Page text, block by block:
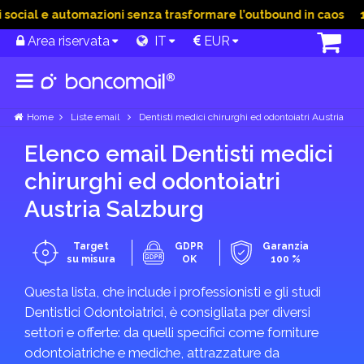
e automazioni senza trasformare l’outbound in caos 15
Area riservata IT EUR
Home Liste email Dentisti medici chirurghi ed odontoiatri Austria
Elenco email Dentisti medici
chirurghi ed odontoiatri
Austria Salzburg
Target
su misura
GDPR
OK
Garanzia
100 %
Questa lista, che include i professionisti e gli studi
Dentistici Odontoiatrici, è consigliata per diversi
settori e offerte: da quelli specifici come forniture
odontoiatriche e mediche, attrazzature da